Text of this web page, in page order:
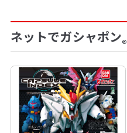
ネットでガシャポン®